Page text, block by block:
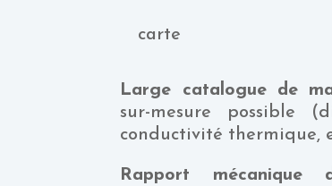
carte
Large catalogue de
sur-mesure possible
conductivité thermique,
Rapport mécanique